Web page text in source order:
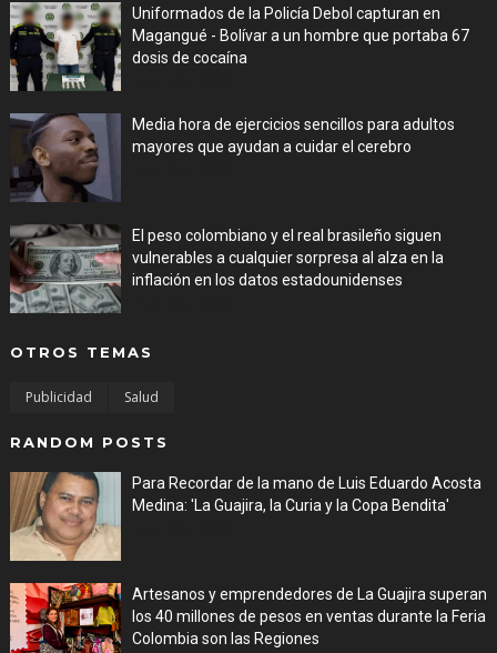
Uniformados de la Policía Debol capturan en
Magangué - Bolívar a un hombre que portaba 67
dosis de cocaína
Media hora de ejercicios sencillos para adultos
mayores que ayudan a cuidar el cerebro
El peso colombiano y el real brasileño siguen
vulnerables a cualquier sorpresa al alza en la
inflación en los datos estadounidenses
OTROS TEMAS
Publicidad Salud
RANDOM POSTS
Para Recordar de la mano de Luis Eduardo Acosta
Medina: 'La Guajira, la Curia y la Copa Bendita'
Artesanos y emprendedores de La Guajira superan
los 40 millones de pesos en ventas durante la Feria
Colombia son las Regiones